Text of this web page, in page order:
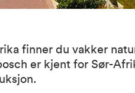
finner du vakker
er kjent for Sør-